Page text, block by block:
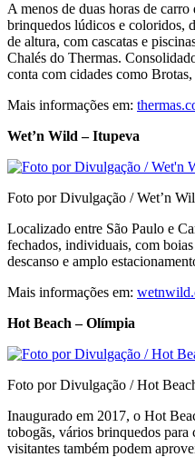
A menos de duas horas de
brinquedos lúdicos e coloridos,
de altura, com cascatas e
Chalés do Thermas.
conta com cidades como
Mais informações em:
Wet’n Wild – Itupeva
Foto por Divulgação / Wet’n
Localizado entre São Paulo e
fechados, individuais, com
descanso e amplo
Mais informações em:
Hot Beach – Olímpia
Foto por Divulgação / Hot
Inaugurado em 2017, o Hot
tobogãs, vários brinquedos
visitantes também podem